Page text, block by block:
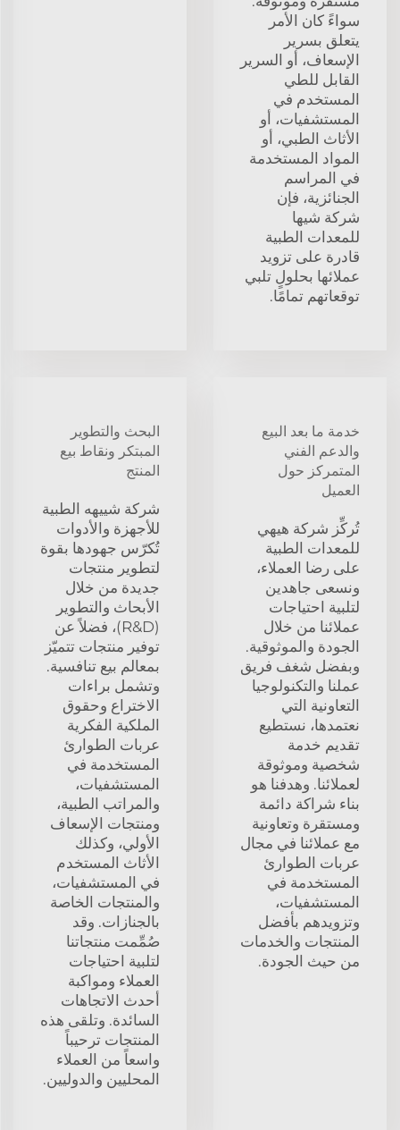
سواءً كان الأمر
يتعلق بسرير
الإسعاف، أو السرير
القابل للطي
المستخدم في
المستشفيات، أو
الأثاث الطبي، أو
المواد المستخدمة
في المراسم
الجنائزية، فإن
شركة شيها
للمعدات الطبية
قادرة على تزويد
عملائها بحلولٍ تلبي
توقعاتهم تمامًا.
خدمة ما بعد البيع
والدعم الفني
المتمركز حول
العميل
تُركِّز شركة هيهي
للمعدات الطبية
على رضا العملاء،
ونسعى جاهدين
لتلبية احتياجات
عملائنا من خلال
الجودة والموثوقية.
وبفضل شغف فريق
عملنا والتكنولوجيا
التعاونية التي
نعتمدها، نستطيع
تقديم خدمة
شخصية وموثوقة
لعملائنا. وهدفنا هو
بناء شراكة دائمة
ومستقرة وتعاونية
مع عملائنا في مجال
عربات الطوارئ
المستخدمة في
المستشفيات،
وتزويدهم بأفضل
المنتجات والخدمات
من حيث الجودة.
البحث والتطوير
المبتكر ونقاط بيع
المنتج
شركة شييهه الطبية
للأجهزة والأدوات
تُكرّس جهودها بقوة
لتطوير منتجات
جديدة من خلال
الأبحاث والتطوير
(R&D)، فضلاً عن
توفير منتجات تتميّز
بمعالم بيع تنافسية.
وتشمل براءات
الاختراع وحقوق
الملكية الفكرية
عربات الطوارئ
المستخدمة في
المستشفيات،
والمراتب الطبية،
ومنتجات الإسعاف
الأولي، وكذلك
الأثاث المستخدم
في المستشفيات،
والمنتجات الخاصة
بالجنازات. وقد
صُمِّمت منتجاتنا
لتلبية احتياجات
العملاء ومواكبة
أحدث الاتجاهات
السائدة. وتلقى هذه
المنتجات ترحيباً
واسعاً من العملاء
المحليين والدوليين.